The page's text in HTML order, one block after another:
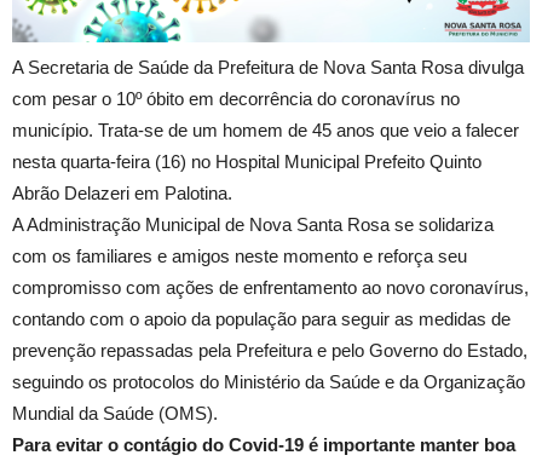
A Secretaria de Saúde da Prefeitura de Nova Santa Rosa divulga
com pesar o 10º óbito em decorrência do coronavírus no
município. Trata-se de um homem de 45 anos que veio a falecer
nesta quarta-feira (16) no Hospital Municipal Prefeito Quinto
Abrão Delazeri em Palotina.
A Administração Municipal de Nova Santa Rosa se solidariza
com os familiares e amigos neste momento e reforça seu
compromisso com ações de enfrentamento ao novo coronavírus,
contando com o apoio da população para seguir as medidas de
prevenção repassadas pela Prefeitura e pelo Governo do Estado,
seguindo os protocolos do Ministério da Saúde e da Organização
Mundial da Saúde (OMS).
Para evitar o contágio do Covid-19 é importante manter boa